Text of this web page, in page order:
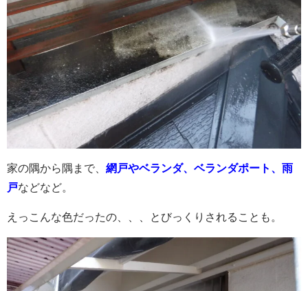
家の隅から隅まで、 網戸やベランダ、ベランダポート、雨
戸などなど。
えっこんな色だったの、、、とびっくりされることも。